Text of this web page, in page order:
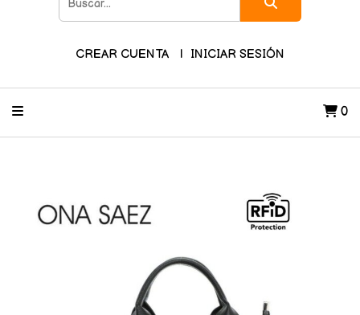
CREAR CUENTA INICIAR SESIÓN
0